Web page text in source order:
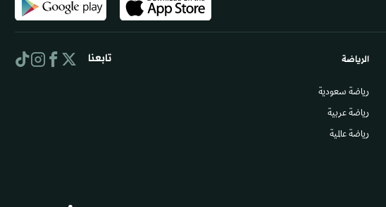
الرياضة
رياضة سعودية
رياضة عربية
رياضة عالمية
تابعنا